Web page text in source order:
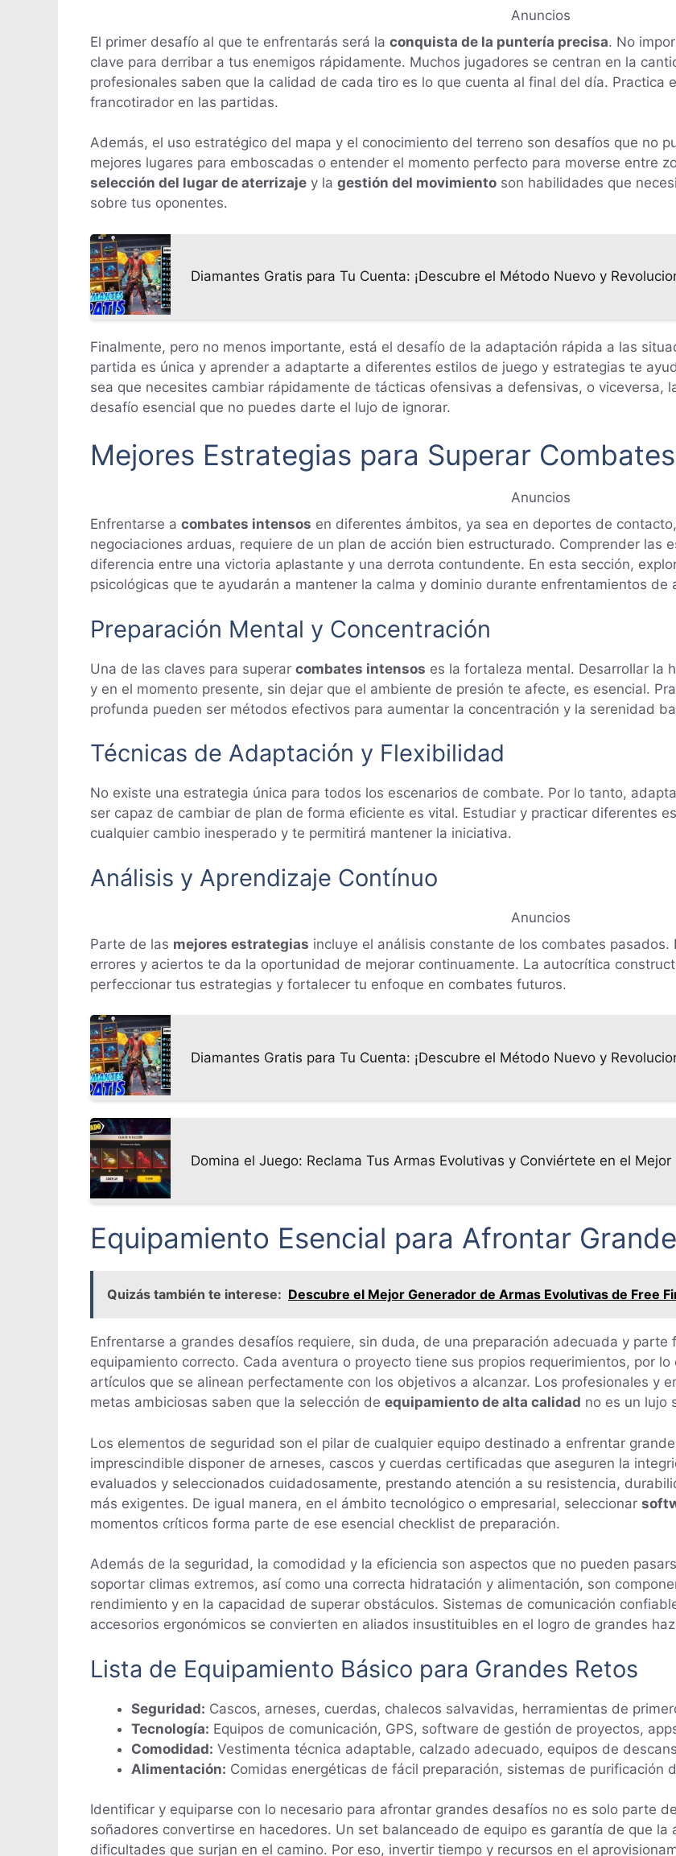
Anuncios
El primer desafío al que te enfrentarás será la conquista de la puntería precisa. No
clave para derribar a tus enemigos rápidamente. Muchos jugadores se centran en la
profesionales saben que la calidad de cada tiro es lo que cuenta al final del día. Practica
francotirador en las partidas.
Además, el uso estratégico del mapa y el conocimiento del terreno son desafíos que no
mejores lugares para emboscadas o entender el momento perfecto para moverse entre
selección del lugar de aterrizaje y la gestión del movimiento son habilidades que
sobre tus oponentes.
Diamantes Gratis para Tu Cuenta: ¡Descubre el Método Nuevo y
Finalmente, pero no menos importante, está el desafío de la adaptación rápida a las
partida es única y aprender a adaptarte a diferentes estilos de juego y estrategias te
sea que necesites cambiar rápidamente de tácticas ofensivas a defensivas, o viceversa,
desafío esencial que no puedes darte el lujo de ignorar.
Mejores Estrategias para Superar
Anuncios
Enfrentarse a combates intensos en diferentes ámbitos, ya sea en deportes de
negociaciones arduas, requiere de un plan de acción bien estructurado. Comprender las
diferencia entre una victoria aplastante y una derrota contundente. En esta sección,
psicológicas que te ayudarán a mantener la calma y dominio durante enfrentamientos de
Preparación Mental y Concentración
Una de las claves para superar combates intensos es la fortaleza mental. Desarrollar la
y en el momento presente, sin dejar que el ambiente de presión te afecte, es esencial.
profunda pueden ser métodos efectivos para aumentar la concentración y la serenidad
Técnicas de Adaptación y Flexibilidad
No existe una estrategia única para todos los escenarios de combate. Por lo tanto,
ser capaz de cambiar de plan de forma eficiente es vital. Estudiar y practicar diferentes
cualquier cambio inesperado y te permitirá mantener la iniciativa.
Análisis y Aprendizaje Contínuo
Anuncios
Parte de las mejores estrategias incluye el análisis constante de los combates
errores y aciertos te da la oportunidad de mejorar continuamente. La autocrítica
perfeccionar tus estrategias y fortalecer tu enfoque en combates futuros.
Diamantes Gratis para Tu Cuenta: ¡Descubre el Método Nuevo y
Domina el Juego: Reclama Tus Armas Evolutivas y Conviértete en el Mejor
Equipamiento Esencial para Afrontar
Quizás también te interese: Descubre el Mejor Generador de Armas Evolutivas de Free
Enfrentarse a grandes desafíos requiere, sin duda, de una preparación adecuada y
equipamiento correcto. Cada aventura o proyecto tiene sus propios requerimientos, por
artículos que se alinean perfectamente con los objetivos a alcanzar. Los profesionales y
metas ambiciosas saben que la selección de equipamiento de alta calidad no es un lujo
Los elementos de seguridad son el pilar de cualquier equipo destinado a enfrentar
imprescindible disponer de arneses, cascos y cuerdas certificadas que aseguren la
evaluados y seleccionados cuidadosamente, prestando atención a su resistencia,
más exigentes. De igual manera, en el ámbito tecnológico o empresarial, seleccionar
momentos críticos forma parte de ese esencial checklist de preparación.
Además de la seguridad, la comodidad y la eficiencia son aspectos que no pueden
soportar climas extremos, así como una correcta hidratación y alimentación, son
rendimiento y en la capacidad de superar obstáculos. Sistemas de comunicación
accesorios ergonómicos se convierten en aliados insustituibles en el logro de grandes
Lista de Equipamiento Básico para Grandes Retos
Seguridad: Cascos, arneses, cuerdas, chalecos salvavidas, herramientas de
Tecnología: Equipos de comunicación, GPS, software de gestión de proyectos,
Comodidad: Vestimenta técnica adaptable, calzado adecuado, equipos de
Alimentación: Comidas energéticas de fácil preparación, sistemas de purificación
Identificar y equiparse con lo necesario para afrontar grandes desafíos no es solo parte
soñadores convertirse en hacedores. Un set balanceado de equipo es garantía de que
dificultades que surjan en el camino. Por eso, invertir tiempo y recursos en el